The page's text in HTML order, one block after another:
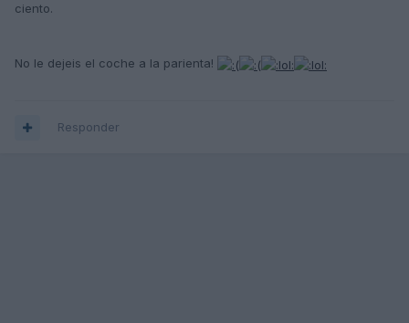
ciento.
No le dejeis el coche a la parienta!
Responder